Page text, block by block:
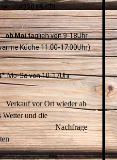
69470
Maitäglich von 9-18Uhr
17:00Uhr)
: Mo-Sa von 10-17Uhr
Verkauf vor Ort wieder ab
- das Wetter und die